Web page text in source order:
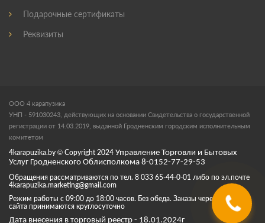
Подарочные сертификаты
Реквизиты
ООО 4 карапузика
УНП - 591030243, действующих на основании Свидетельства о государственной
регистрации от 14.03.2019, выданной Гродненским городским исполнительным
комитетом
4karapuzika.by © Copyright 2024 Управление Торговли и Бытовых
Услуг Гродненского Облисполкома 8-0152-77-29-53
Обращения рассматриваются по тел. 8 033 65-44-0-01 либо по эл.почте
4karapuzika.marketing@gmail.com
Режим работы с 09:00 до 18:00 часов. Без обеда. Заказы через корзину
сайта принимаются круглосуточно
Дата внесения в торговый реестр - 18.01.2024г